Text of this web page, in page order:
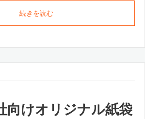
続きを読む
向けオリジナル紙袋